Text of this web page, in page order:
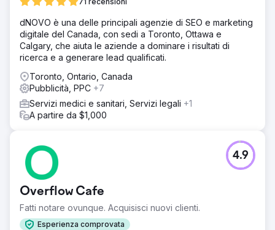
dNOVO è una delle principali agenzie di SEO e marketing
digitale del Canada, con sedi a Toronto, Ottawa e
Calgary, che aiuta le aziende a dominare i risultati di
ricerca e a generare lead qualificati.
Toronto, Ontario, Canada
Pubblicità, PPC +7
Servizi medici e sanitari, Servizi legali +1
A partire da $1,000
Overflow Cafe
Fatti notare ovunque. Acquisisci nuovi clienti.
Esperienza comprovata
4.9